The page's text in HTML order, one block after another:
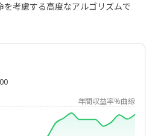
考慮する高度なアルゴリズムで
年間収益率%曲線